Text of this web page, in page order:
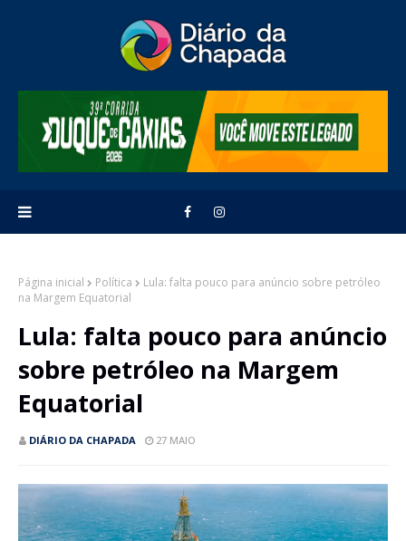
Página inicial Política
Lula: falta pouco para anúncio sobre petróleo
na Margem Equatorial
Lula: falta pouco para anúncio
sobre petróleo na Margem
Equatorial
DIÁRIO DA CHAPADA 27 MAIO